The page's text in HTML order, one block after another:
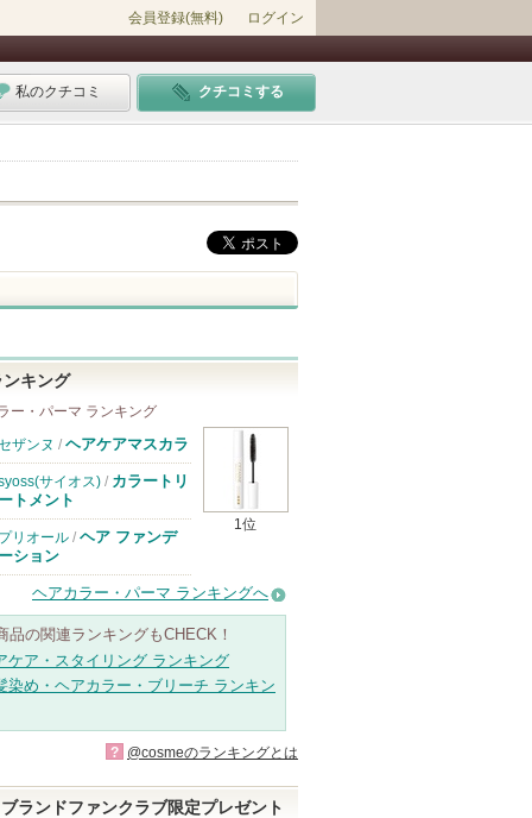
会員登録(無料) ログイン
私のクチコミ クチコミする
ンキング
ー・パーマ ランキング
1位
ザンヌ / ヘアケアマスカラ
サイオス) / カラートリ
ートメント
プリオール / ヘア ファンデ
ーション
ヘアカラー・パーマ ランキングへ
品の関連ランキングもCHECK！
ケア・スタイリング ランキング
染め・ヘアカラー・ブリーチ ランキン
? @cosmeのランキングとは
ブランドファンクラブ限定プレゼント